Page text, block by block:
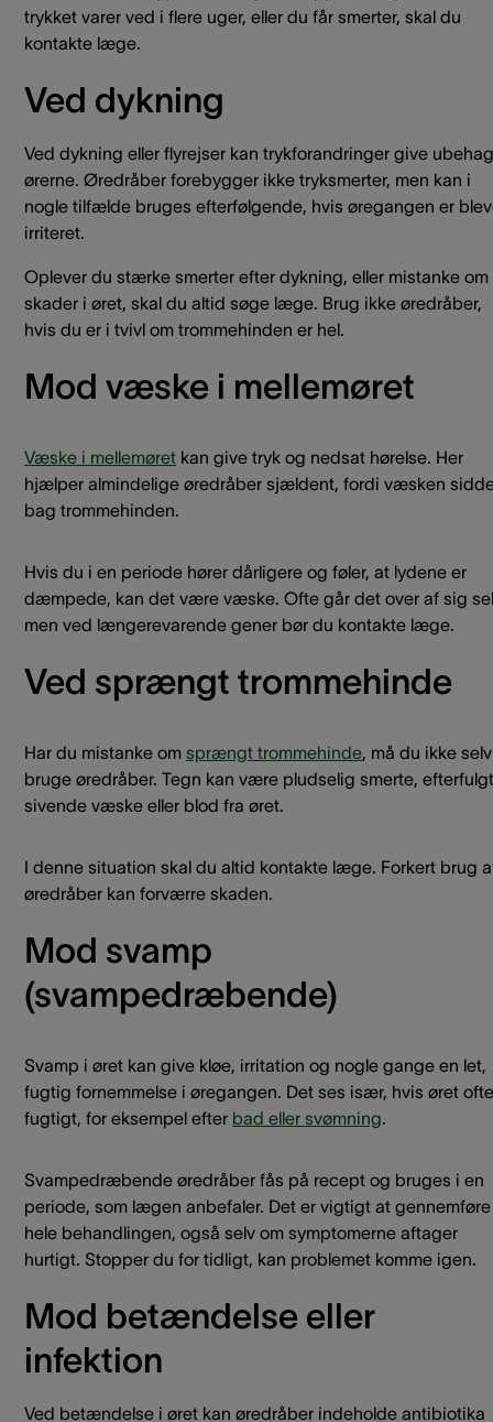
trykket varer ved i flere uger, eller du får smerter, skal du
kontakte læge.
Ved dykning
Ved dykning eller flyrejser kan trykforandringer give
ørerne. Øredråber forebygger ikke tryksmerter, men kan i
nogle tilfælde bruges efterfølgende, hvis øregangen er
irriteret.
Oplever du stærke smerter efter dykning, eller mistanke om
skader i øret, skal du altid søge læge. Brug ikke øredråber,
hvis du er i tvivl om trommehinden er hel.
Mod væske i mellemøret
Væske i mellemøret kan give tryk og nedsat hørelse. Her
hjælper almindelige øredråber sjældent, fordi væsken
bag trommehinden.
Hvis du i en periode hører dårligere og føler, at lydene er
dæmpede, kan det være væske. Ofte går det over af sig
men ved længerevarende gener bør du kontakte læge.
Ved sprængt trommehinde
Har du mistanke om sprængt trommehinde, må du ikke selv
bruge øredråber. Tegn kan være pludselig smerte,
sivende væske eller blod fra øret.
I denne situation skal du altid kontakte læge. Forkert brug
øredråber kan forværre skaden.
Mod svamp
(svampedræbende)
Svamp i øret kan give kløe, irritation og nogle gange en let,
fugtig fornemmelse i øregangen. Det ses især, hvis øret
fugtigt, for eksempel efter bad eller svømning.
Svampedræbende øredråber fås på recept og bruges i en
periode, som lægen anbefaler. Det er vigtigt at gennemføre
hele behandlingen, også selv om symptomerne aftager
hurtigt. Stopper du for tidligt, kan problemet komme igen.
Mod betændelse eller
infektion
Ved betændelse i øret kan øredråber indeholde antibiotika